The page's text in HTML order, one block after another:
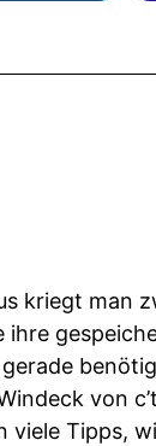
kriegt man
ihre
von
viele Tipps,